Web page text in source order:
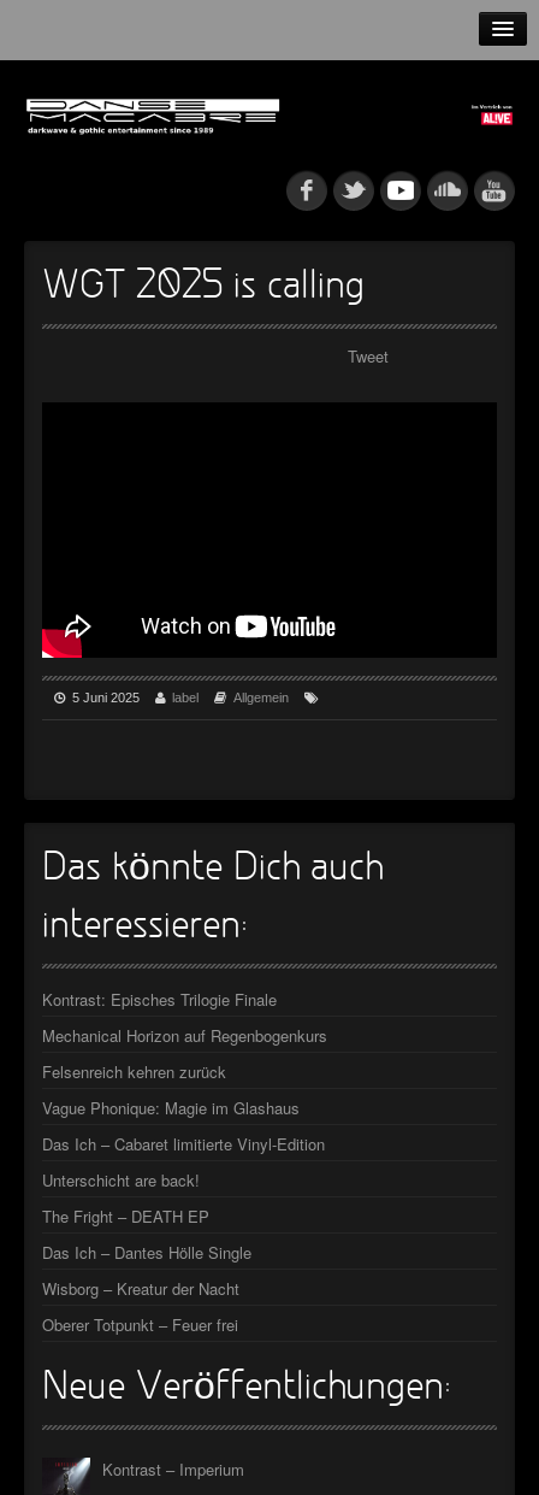
NEWS
►
►
►
►
►
►
►
►
WGT 2025 is calling
Tweet
5 Juni 2025 label Allgemein
Das könnte Dich auch
interessieren:
Kontrast: Episches Trilogie Finale
Mechanical Horizon auf Regenbogenkurs
Felsenreich kehren zurück
Vague Phonique: Magie im Glashaus
Das Ich – Cabaret limitierte Vinyl-Edition
Unterschicht are back!
The Fright – DEATH EP
Das Ich – Dantes Hölle Single
Wisborg – Kreatur der Nacht
Oberer Totpunkt – Feuer frei
Neue Veröffentlichungen:
Kontrast – Imperium